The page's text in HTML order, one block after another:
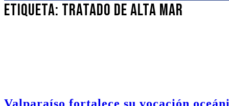
Etiqueta: Tratado de Alta Mar